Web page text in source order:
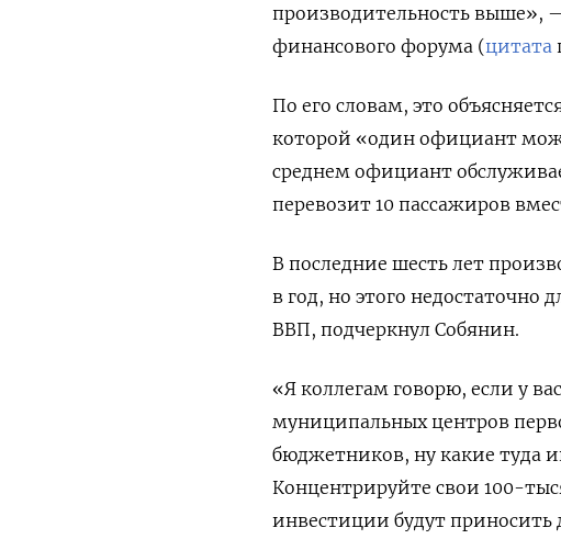
производительность выше»,
финансового форума (цитата
По его словам, это
которой «один официант
среднем официант
перевозит 10 пассажиров
В последние шесть лет
в год, но этого недостаточно
ВВП, подчеркнул Собянин.
«Я коллегам говорю, если у
муниципальных центров
бюджетников, ну какие туда
Концентрируйте свои 100-
инвестиции будут